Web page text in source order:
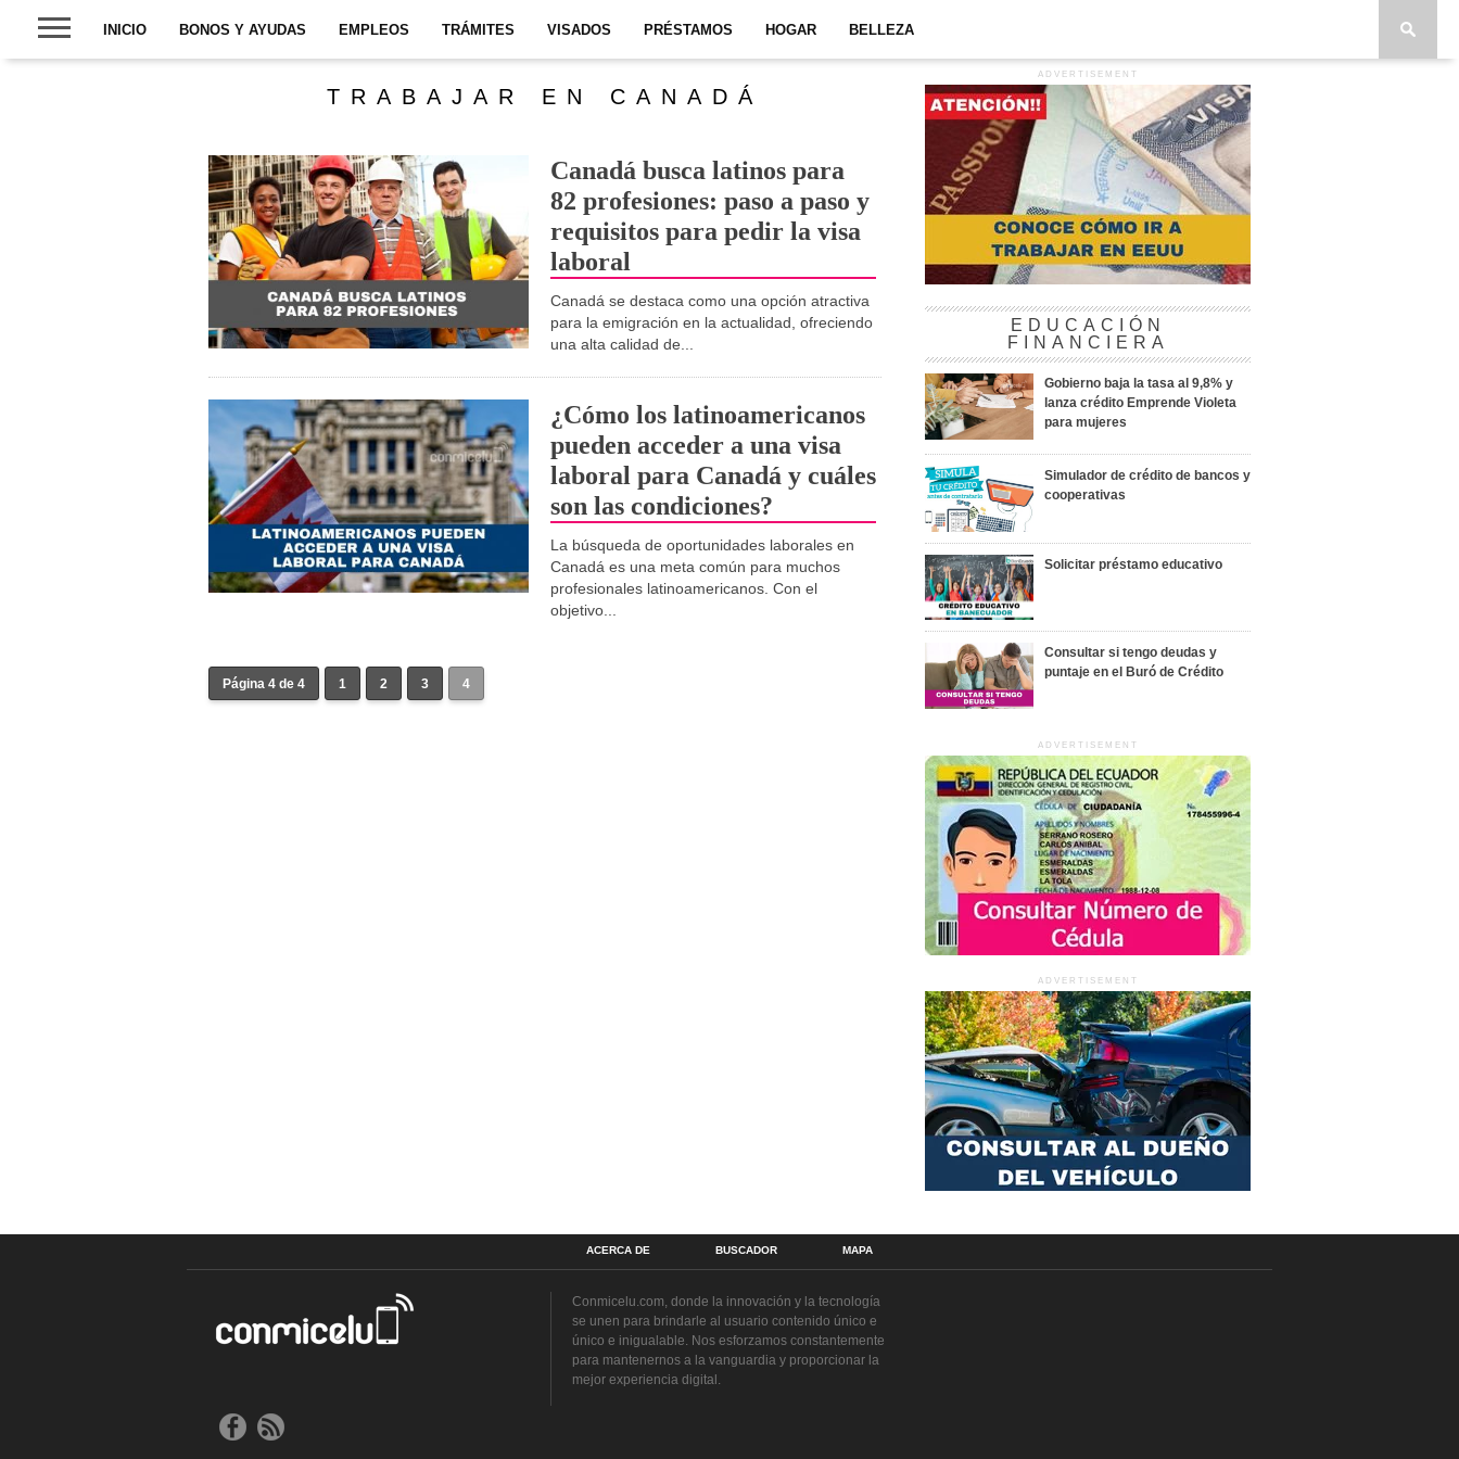
INICIO BONOS Y AYUDAS EMPLEOS TRÁMITES VISADOS PRÉSTAMOS HOGAR BELLEZA
TRABAJAR EN CANADÁ
Canadá busca latinos para
82 profesiones: paso a paso y
requisitos para pedir la visa
laboral
Canadá se destaca como una opción atractiva
para la emigración en la actualidad, ofreciendo
una alta calidad de...
¿Cómo los latinoamericanos
pueden acceder a una visa
laboral para Canadá y cuáles
son las condiciones?
La búsqueda de oportunidades laborales en
Canadá es una meta común para muchos
profesionales latinoamericanos. Con el
objetivo...
Página 4 de 4 1 2 3 4
ADVERTISEMENT
EDUCACIÓN
FINANCIERA
Gobierno baja la tasa al 9,8% y
lanza crédito Emprende Violeta
para mujeres
Simulador de crédito de bancos y
cooperativas
Solicitar préstamo educativo
Consultar si tengo deudas y
puntaje en el Buró de Crédito
ADVERTISEMENT
ADVERTISEMENT
ACERCA DE BUSCADOR MAPA
Conmicelu.com, donde la innovación y la tecnología
se unen para brindarle al usuario contenido único e
único e inigualable. Nos esforzamos constantemente
para mantenernos a la vanguardia y proporcionar la
mejor experiencia digital.